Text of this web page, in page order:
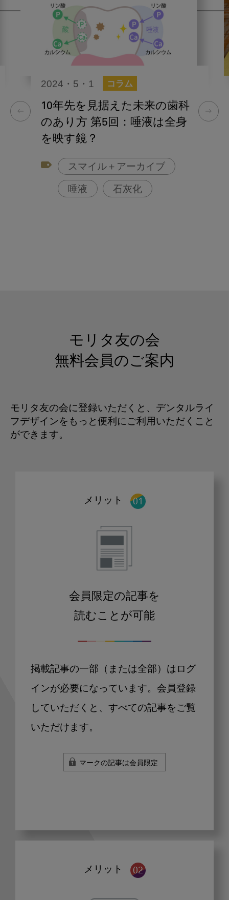
2024・5・1 コラム
10年先を見据えた未来の歯科
のあり方 第5回：唾液は全身
を映す鏡？
スマイル＋アーカイブ
唾液 石灰化
モリタ友の会
無料会員のご案内
モリタ友の会に登録いただくと、デンタルライ
フデザインをもっと便利にご利用いただくこと
ができます。
メリット
会員限定の記事を
読むことが可能
掲載記事の一部（または全部）はログ
インが必要になっています。会員登録
していただくと、すべての記事をご覧
いただけます。
マークの記事は会員限定
メリット